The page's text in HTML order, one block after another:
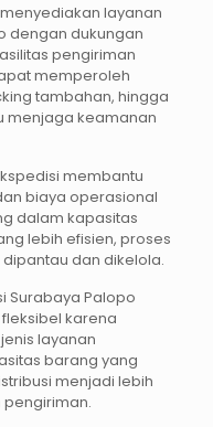
layanan
dengan dukungan
pengiriman
memperoleh
tambahan, hingga
menjaga keamanan
membantu
biaya operasional
dalam kapasitas
lebih efisien, proses
dan dikelola.
Surabaya Palopo
karena
layanan
barang yang
menjadi lebih